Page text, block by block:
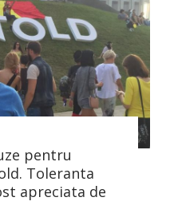
pentru
Toleranta
apreciata de